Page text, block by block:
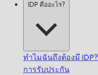
IDP คืออะไร?
ทำไมฉันถึงต้องมี IDP?
การรับประกัน